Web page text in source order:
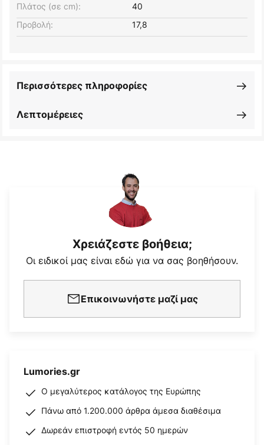
Πλάτος (σε cm):
40
Προβολή:
17,8
Λεπτομέρειες
Περισσότερες πληροφορίες
Χρειάζεστε βοήθεια;
Οι ειδικοί μας είναι εδώ για να σας βοηθήσουν.
Επικοινωνήστε μαζί μας
Lumories.gr
Ο μεγαλύτερος κατάλογος της Ευρώπης
Πάνω από 1.200.000 άρθρα άμεσα διαθέσιμα
Δωρεάν επιστροφή εντός 50 ημερών